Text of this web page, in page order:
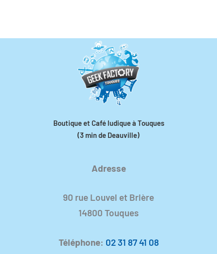
Boutique et Café ludique à Touques
(3 min de Deauville)
Adresse
90 rue Louvel et Brière
14800 Touques
Téléphone: 02 31 87 41 08